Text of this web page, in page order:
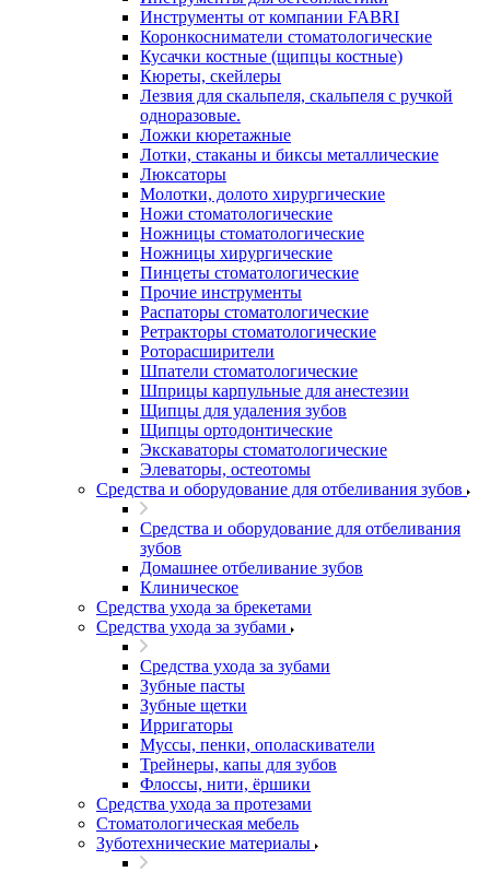
Инструменты от компании FABRI
Коронкосниматели стоматологические
Кусачки костные (щипцы костные)
Кюреты, скейлеры
Лезвия для скальпеля, скальпеля с ручкой
одноразовые.
Ложки кюретажные
Лотки, стаканы и биксы металлические
Люксаторы
Молотки, долото хирургические
Ножи стоматологические
Ножницы стоматологические
Ножницы хирургические
Пинцеты стоматологические
Прочие инструменты
Распаторы стоматологические
Ретракторы стоматологические
Роторасширители
Шпатели стоматологические
Шприцы карпульные для анестезии
Щипцы для удаления зубов
Щипцы ортодонтические
Экскаваторы стоматологические
Элеваторы, остеотомы
Средства и оборудование для отбеливания зубов
Средства и оборудование для отбеливания
зубов
Домашнее отбеливание зубов
Клиническое
Средства ухода за брекетами
Средства ухода за зубами
Средства ухода за зубами
Зубные пасты
Зубные щетки
Ирригаторы
Муссы, пенки, ополаскиватели
Трейнеры, капы для зубов
Флоссы, нити, ёршики
Средства ухода за протезами
Стоматологическая мебель
Зуботехнические материалы